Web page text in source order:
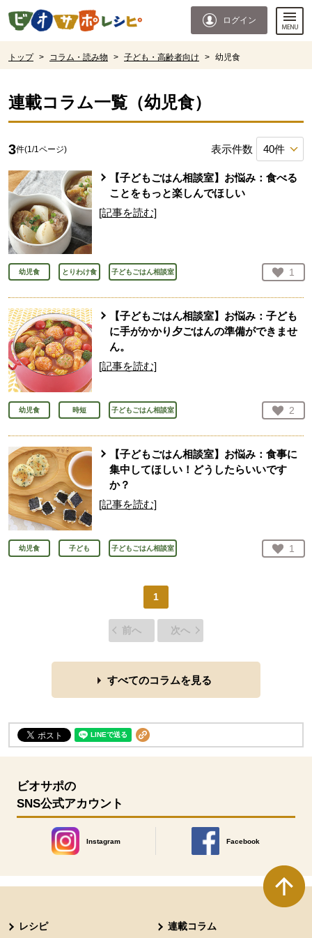
ページの先頭です。
ログイン
トップ > コラム・読み物 > 子ども・高齢者向け > 幼児食
連載コラム一覧（幼児食）
3件(1 /1 ページ) 表示件数
【子どもごはん相談室】お悩み：食べる
ことをもっと楽しんでほしい
[記事を読む]
幼児食 とりわけ食 子どもごはん相談室 お気
1
人
【子どもごはん相談室】お悩み：子ども
に手がかかり夕ごはんの準備ができませ
ん。
[記事を読む]
幼児食 時短 子どもごはん相談室 お気
2
人
【子どもごはん相談室】お悩み：食事に
集中してほしい！どうしたらいいです
か？
[記事を読む]
幼児食 子ども 子どもごはん相談室 お気
1
人
1
前へ 次へ
すべてのコラムを見る
ビオサポの
SNS公式アカウント
Instagram
別のウィンドウで開きます。
Facebook
別のウィンドウで開きます
レシピ 連載コラム